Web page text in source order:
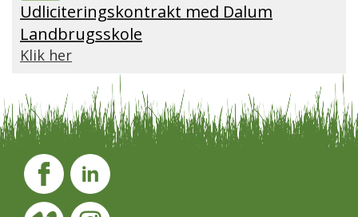
Udliciteringskontrakt med Dalum
Landbrugsskole
Klik her